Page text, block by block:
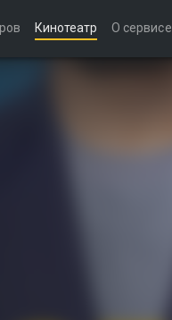
Кинотеатр О сервисе